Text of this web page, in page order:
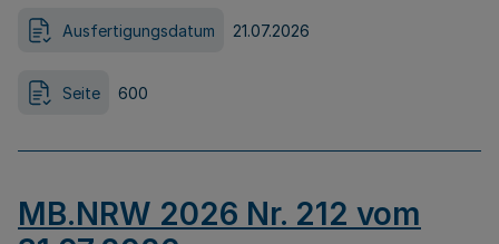
Ausfertigungsdatum 21.07.2026
Seite 600
MB.NRW 2026 Nr. 212 vom